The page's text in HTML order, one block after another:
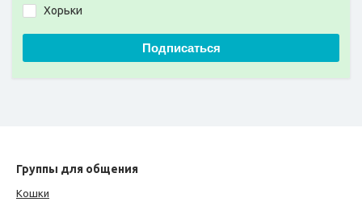
Хорьки
Подписаться
Группы для общения
Кошки